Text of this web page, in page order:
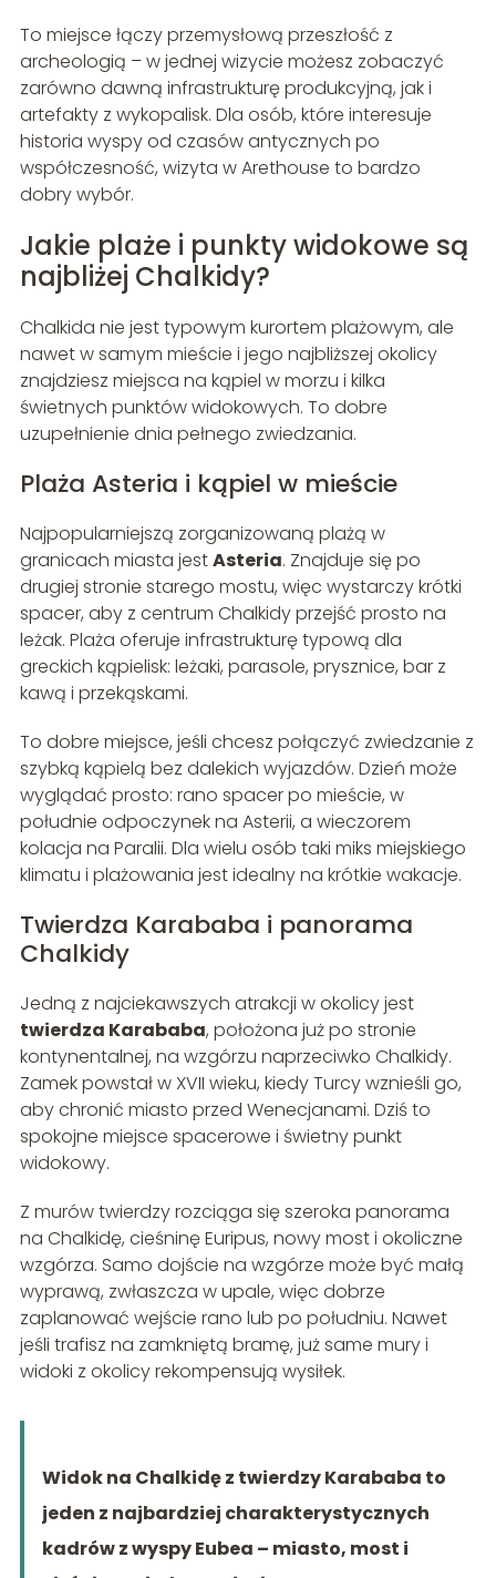
To miejsce łączy przemysłową przeszłość z
archeologią – w jednej wizycie możesz zobaczyć
zarówno dawną infrastrukturę produkcyjną, jak i
artefakty z wykopalisk. Dla osób, które interesuje
historia wyspy od czasów antycznych po
współczesność, wizyta w Arethouse to bardzo
dobry wybór.
Jakie plaże i punkty widokowe są
najbliżej Chalkidy?
Chalkida nie jest typowym kurortem plażowym, ale
nawet w samym mieście i jego najbliższej okolicy
znajdziesz miejsca na kąpiel w morzu i kilka
świetnych punktów widokowych. To dobre
uzupełnienie dnia pełnego zwiedzania.
Plaża Asteria i kąpiel w mieście
Najpopularniejszą zorganizowaną plażą w
granicach miasta jestAsteria. Znajduje się po
drugiej stronie starego mostu, więc wystarczy krótki
spacer, aby z centrum Chalkidy przejść prosto na
leżak. Plaża oferuje infrastrukturę typową dla
greckich kąpielisk: leżaki, parasole, prysznice, bar z
kawą i przekąskami.
To dobre miejsce, jeśli chcesz połączyć zwiedzanie z
szybką kąpielą bez dalekich wyjazdów. Dzień może
wyglądać prosto: rano spacer po mieście, w
południe odpoczynek na Asterii, a wieczorem
kolacja na Paralii. Dla wielu osób taki miks miejskiego
klimatu i plażowania jest idealny na krótkie wakacje.
Twierdza Karababa i panorama
Chalkidy
Jedną z najciekawszych atrakcji w okolicy jest
twierdza Karababa, położona już po stronie
kontynentalnej, na wzgórzu naprzeciwko Chalkidy.
Zamek powstał w XVII wieku, kiedy Turcy wznieśli go,
aby chronić miasto przed Wenecjanami. Dziś to
spokojne miejsce spacerowe i świetny punkt
widokowy.
Z murów twierdzy rozciąga się szeroka panorama
na Chalkidę, cieśninę Euripus, nowy most i okoliczne
wzgórza. Samo dojście na wzgórze może być małą
wyprawą, zwłaszcza w upale, więc dobrze
zaplanować wejście rano lub po południu. Nawet
jeśli trafisz na zamkniętą bramę, już same mury i
widoki z okolicy rekompensują wysiłek.
Widok na Chalkidę z twierdzy Karababa to
jeden z najbardziej charakterystycznych
kadrów z wyspy Eubea – miasto, most i